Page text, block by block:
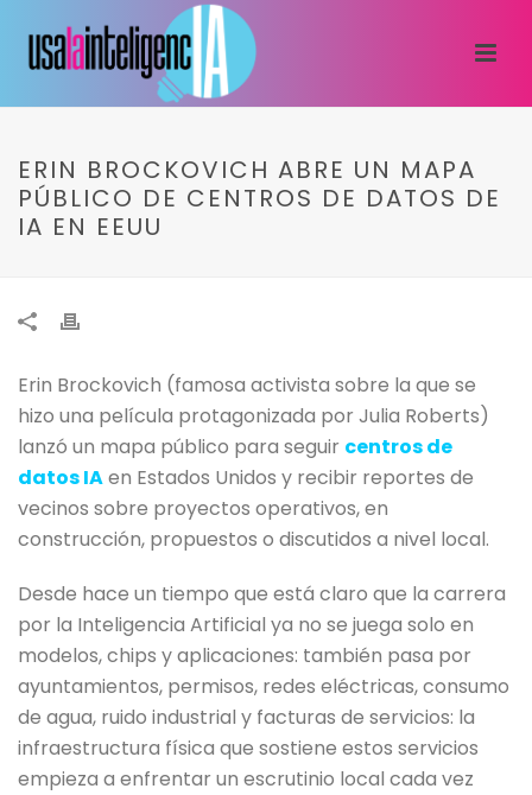
ERIN BROCKOVICH ABRE UN MAPA
PÚBLICO DE CENTROS DE DATOS DE
IA EN EEUU
Erin Brockovich (famosa activista sobre la que se
hizo una película protagonizada por Julia Roberts)
lanzó un mapa público para seguir centros de
datos IAen Estados Unidos y recibir reportes de
vecinos sobre proyectos operativos, en
construcción, propuestos o discutidos a nivel local.
Desde hace un tiempo que está claro que la carrera
por la Inteligencia Artificial ya no se juega solo en
modelos, chips y aplicaciones: también pasa por
ayuntamientos, permisos, redes eléctricas, consumo
de agua, ruido industrial y facturas de servicios: la
infraestructura física que sostiene estos servicios
empieza a enfrentar un escrutinio local cada vez